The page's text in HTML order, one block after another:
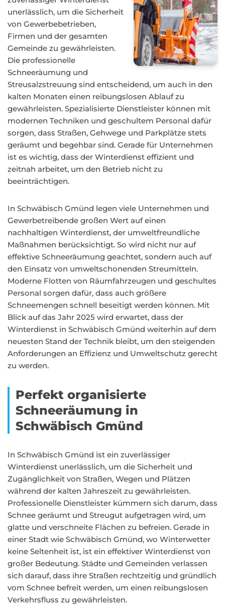
unerlässlich, um die Sicherheit
von Gewerbebetrieben,
Firmen und der gesamten
Gemeinde zu gewährleisten.
Die professionelle
Schneeräumung und
Streusalzstreuung sind entscheidend, um auch in den
kalten Monaten einen reibungslosen Ablauf zu
gewährleisten. Spezialisierte Dienstleister können mit
modernen Techniken und geschultem Personal dafür
sorgen, dass Straßen, Gehwege und Parkplätze stets
geräumt und begehbar sind. Gerade für Unternehmen
ist es wichtig, dass der Winterdienst effizient und
zeitnah arbeitet, um den Betrieb nicht zu
beeinträchtigen.
In Schwäbisch Gmünd legen viele Unternehmen und
Gewerbetreibende großen Wert auf einen
nachhaltigen Winterdienst, der umweltfreundliche
Maßnahmen berücksichtigt. So wird nicht nur auf
effektive Schneeräumung geachtet, sondern auch auf
den Einsatz von umweltschonenden Streumitteln.
Moderne Flotten von Räumfahrzeugen und geschultes
Personal sorgen dafür, dass auch größere
Schneemengen schnell beseitigt werden können. Mit
Blick auf das Jahr 2025 wird erwartet, dass der
Winterdienst in Schwäbisch Gmünd weiterhin auf dem
neuesten Stand der Technik bleibt, um den steigenden
Anforderungen an Effizienz und Umweltschutz gerecht
zu werden.
Perfekt organisierte
Schneeräumung in
Schwäbisch Gmünd
In Schwäbisch Gmünd ist ein zuverlässiger
Winterdienst unerlässlich, um die Sicherheit und
Zugänglichkeit von Straßen, Wegen und Plätzen
während der kalten Jahreszeit zu gewährleisten.
Professionelle Dienstleister kümmern sich darum, dass
Schnee geräumt und Streugut aufgetragen wird, um
glatte und verschneite Flächen zu befreien. Gerade in
einer Stadt wie Schwäbisch Gmünd, wo Winterwetter
keine Seltenheit ist, ist ein effektiver Winterdienst von
großer Bedeutung. Städte und Gemeinden verlassen
sich darauf, dass ihre Straßen rechtzeitig und gründlich
vom Schnee befreit werden, um einen reibungslosen
Verkehrsfluss zu gewährleisten.